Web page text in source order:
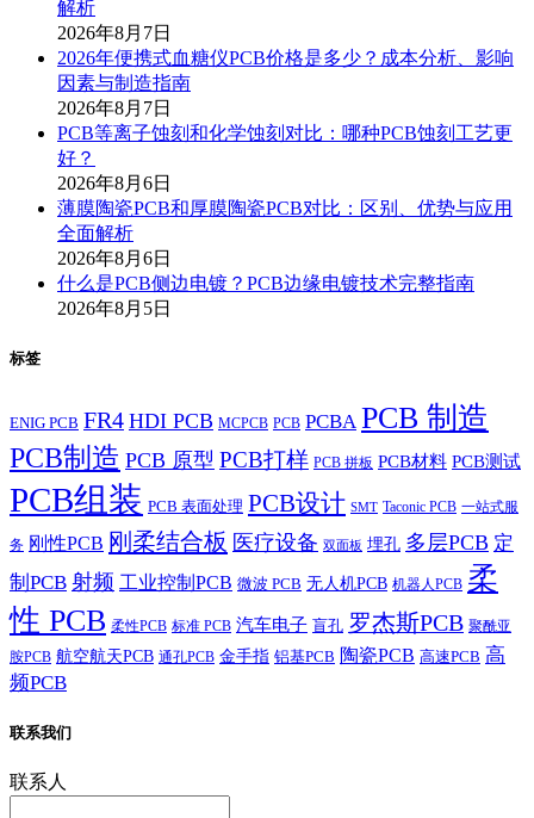
解析
2026年8月7日
2026年便携式血糖仪PCB价格是多少？成本分析、影响
因素与制造指南
2026年8月7日
PCB等离子蚀刻和化学蚀刻对比：哪种PCB蚀刻工艺更
好？
2026年8月6日
薄膜陶瓷PCB和厚膜陶瓷PCB对比：区别、优势与应用
全面解析
2026年8月6日
什么是PCB侧边电镀？PCB边缘电镀技术完整指南
2026年8月5日
标签
ENIG PCB FR4 HDI PCB MCPCB PCB PCBA PCB 制造
PCB制造 PCB 原型 PCB打样 PCB 拼板 PCB材料 PCB测试
PCB组装 PCB 表面处理 PCB设计 SMT Taconic PCB 一站式服
务 刚性PCB 刚柔结合板 医疗设备 双面板 埋孔 多层PCB 定
制PCB 射频 工业控制PCB 微波 PCB 无人机PCB 机器人PCB 柔
性 PCB 柔性PCB 标准 PCB 汽车电子 盲孔 罗杰斯PCB 聚酰亚
胺PCB 航空航天PCB 通孔PCB 金手指 铝基PCB 陶瓷PCB 高速PCB 高
频PCB
联系我们
联系人